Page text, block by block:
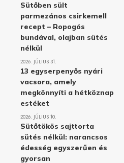
Sütőben sült
parmezános csirkemell
recept – Ropogós
bundával, olajban sütés
nélkül
2026. JÚLIUS 31.
13 egyserpenyős nyári
vacsora, amely
megkönnyíti a hétköznap
estéket
2026. JÚLIUS 10.
Sütőtökös sajttorta
sütés nélkül: narancsos
édesség egyszerűen és
gyorsan